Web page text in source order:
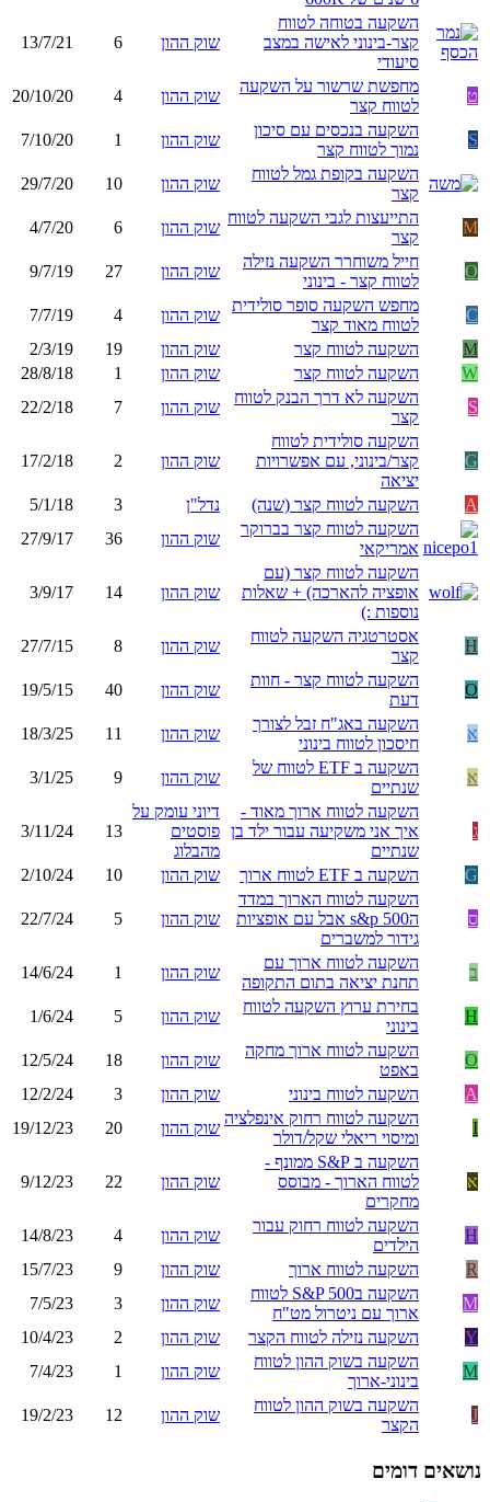
השקעה בטוחה לטווח
קצר-בינוני לאישה במצב
סיעודי
שוק ההון 6
13/7/21
ט
מחפשת שרשור על השקעה
לטווח קצר
שוק ההון 4
20/10/20
S
השקעה בנכסים עם סיכון
נמוך לטווח קצר
שוק ההון 1
7/10/20
השקעה בקופת גמל לטווח
קצר
שוק ההון 10
29/7/20
M
התייעצות לגבי השקעה לטווח
קצר
שוק ההון 6
4/7/20
O
חייל משוחרר השקעה נזילה
לטווח קצר - בינוני
שוק ההון 27
9/7/19
C
מחפש השקעה סופר סולידית
לטווח מאוד קצר
שוק ההון 4
7/7/19
M
השקעה לטווח קצר שוק ההון 19
2/3/19
W
השקעה לטווח קצר שוק ההון 1
28/8/18
S
השקעה לא דרך הבנק לטווח
קצר
שוק ההון 7
22/2/18
G
השקעה סולידית לטווח
קצר/בינוני, עם אפשרויות
יציאה
שוק ההון 2
17/2/18
A השקעה לטווח קצר (שנה) נדל"ן 3
5/1/18
השקעה לטווח קצר בברוקר
אמריקאי
שוק ההון 36
27/9/17
השקעה לטווח קצר (עם
אופציה להארכה) + שאלות
נוספות :)
שוק ההון 14
3/9/17
H
אסטרטגיה השקעה לטווח
קצר
שוק ההון 8
27/7/15
O
השקעה לטווח קצר - חוות
דעת
שוק ההון 40
19/5/15
א
השקעה באג"ח זבל לצורך
חיסכון לטווח בינוני
שוק ההון 11
18/3/25
א
השקעה ב ETF לטווח של
שנתיים
שוק ההון 9
3/1/25
ג
השקעה לטווח ארוך מאוד -
איך אני משקיעה עבור ילד בן
שנתיים
דיוני עומק על
פוסטים
מהבלוג
13
3/11/24
G השקעה ב ETF לטווח ארוך שוק ההון 10
2/10/24
ס
השקעה לטווח הארוך במדד
הs&p 500 אבל עם אופציות
גידור למשברים
שוק ההון 5
22/7/24
ב
השקעה לטווח ארוך עם
תחנת יציאה בתום התקופה
שוק ההון 1
14/6/24
H
בחירת ערוץ השקעה לטווח
בינוני
שוק ההון 5
1/6/24
O
השקעה לטווח ארוך מחקה
באפט
שוק ההון 18
12/5/24
A
השקעה לטווח בינוני שוק ההון 3
12/2/24
I
השקעה לטווח רחוק אינפלציה
ומיסוי ריאלי שקל/דולר
שוק ההון 20
19/12/23
א
השקעה ב S&P ממונף -
לטווח הארוך - מבוסס
מחקרים
שוק ההון 22
9/12/23
H
השקעה לטווח רחוק עבור
הילדים
שוק ההון 4
14/8/23
R
השקעה לטווח ארוך שוק ההון 9
15/7/23
M
השקעה בS&P 500 לטווח
ארוך עם ניטרול מט"ח
שוק ההון 3
7/5/23
Y
השקעה נזילה לטווח הקצר שוק ההון 2
10/4/23
M
השקעה בשוק ההון לטווח
בינוני-ארוך
שוק ההון 1
7/4/23
J
השקעה בשוק ההון לטווח
הקצר
שוק ההון 12
19/2/23
נושאים דומים